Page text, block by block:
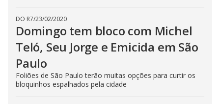
DO R7/23/02/2020
Domingo tem bloco com Michel
Teló, Seu Jorge e Emicida em São
Paulo
Foliões de São Paulo terão muitas opções para curtir os
bloquinhos espalhados pela cidade